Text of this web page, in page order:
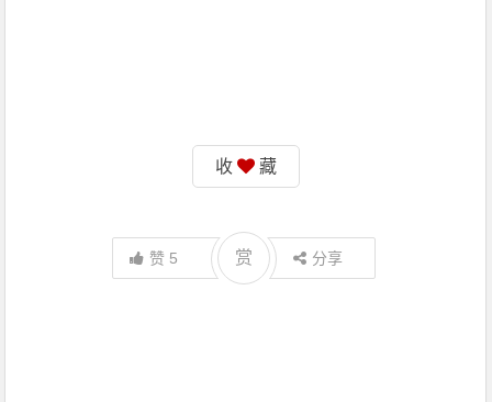
收 藏
赞 5 赏 分享